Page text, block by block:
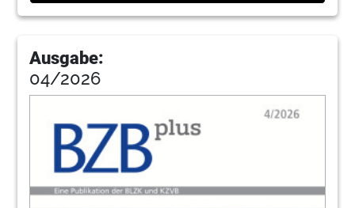
Ausgabe:
04/2026